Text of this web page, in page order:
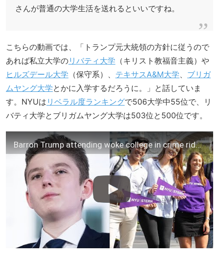
さんが普通の大学生活を送れるといいですね。
こちらの動画では、「トランプ元大統領の方針に従うので
あれば私立大学のリバティ大学 （キリスト教福音主義）や
ヒルズデール大学 （保守系）、 テキサスA&M大学、 ブリガ
ムヤング大学とかに入学するだろうに。」と話していま
す。NYUは リベラル度ランキングで506大学中55位で、リ
バティ大学とブリガムヤング大学は503位と500位です。
Barron Trump attending woke college in crime riddled hellscape city